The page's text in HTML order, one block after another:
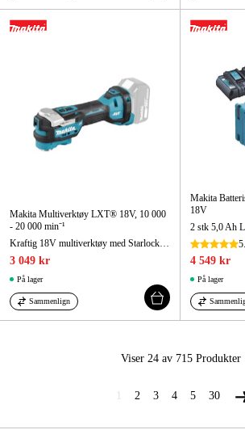
Makita Multiverktøy LXT® 18V, 10 000
- 20 000 min⁻¹
Kraftig 18V multiverktøy med Starlock Max verktøyfeste og veldig lave vibrasjonsverdier
3 049 kr
På lager
Sammenlign
Makita
18V
4 549 kr
På lager
Viser 24 av 715 Produkter
2 3 4 5 30